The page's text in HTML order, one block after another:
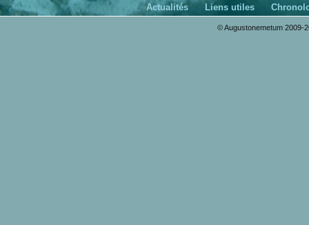
Actualités Liens utiles
© Augustonemetum 2009-